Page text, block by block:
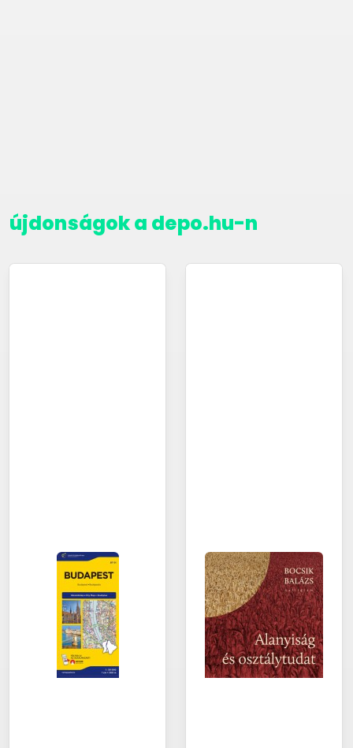
újdonságok a depo.hu-n